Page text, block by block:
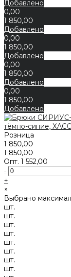
Добавлено
0,00
1 850,00
Добавлено
0,00
1 850,00
Добавлено
0,00
1 850,00
Добавлено
0,00
1 850,00
Добавлено
Розница
1 850,00
1 850,00
Опт. 1 552,00
-
+
×
Выбрано
шт.
шт.
шт.
шт.
шт.
шт.
шт.
шт.